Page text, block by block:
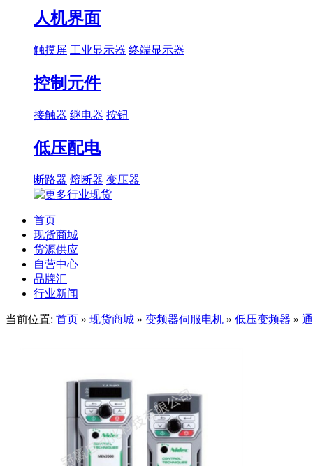
人机界面
触摸屏 工业显示器 终端显示器
控制元件
接触器 继电器 按钮
低压配电
断路器 熔断器 变压器
首页
现货商城
货源供应
自营中心
品牌汇
行业新闻
当前位置: 首页 » 现货商城 » 变频器伺服电机 » 低压变频器 »